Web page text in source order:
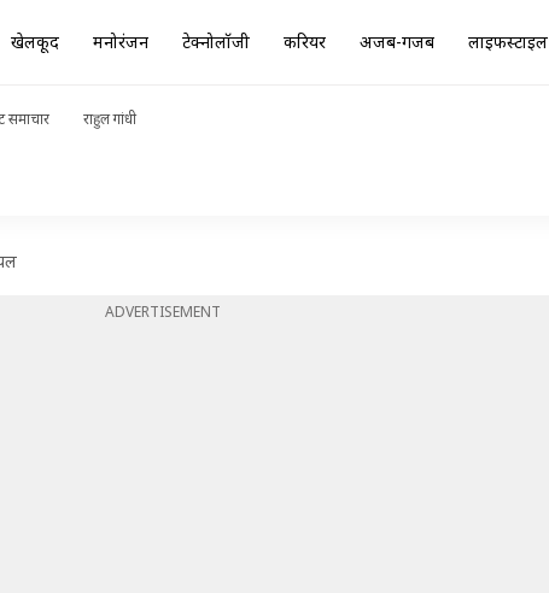
खेलकूद मनोरंजन टेक्नोलॉजी करियर अजब-गजब लाइफस्टाइल
समाचार राहुल गांधी
ADVERTISEMENT